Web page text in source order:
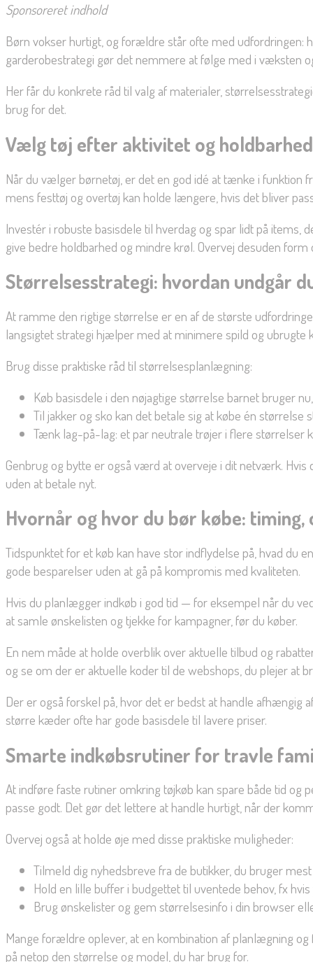
Sponsoreret indhold
Børn vokser hurtigt, og forældre står ofte med udfordringen:
garderobestrategi gør det nemmere at følge med i væksten
Her får du konkrete råd til valg af materialer,
brug for det.
Vælg tøj efter aktivitet og holdbarhed
Når du vælger børnetøj, er det en god idé at tænke i funktion
mens festtøj og overtøj kan holde længere, hvis det bliver
Investér i robuste basisdele til hverdag og spar lidt på
give bedre holdbarhed og mindre krøl. Overvej desuden
Størrelsesstrategi: hvordan undgår
At ramme den rigtige størrelse er en af de største
langsigtet strategi hjælper med at minimere spild og ubrugte
Brug disse praktiske råd til størrelsesplanlægning:
Køb basisdele i den nøjagtige størrelse barnet bruger
Til jakker og sko kan det betale sig at købe én
Tænk lag-på-lag: et par neutrale trøjer i flere størrelser
Genbrug og bytte er også værd at overveje i dit netværk.
uden at betale nyt.
Hvornår og hvor du bør købe:
Tidspunktet for et køb kan have stor indflydelse på, hvad
gode besparelser uden at gå på kompromis med kvaliteten.
Hvis du planlægger indkøb i god tid — for eksempel når du
at samle ønskelisten og tjekke for kampagner, før du køber.
En nem måde at holde overblik over aktuelle tilbud og
og se om der er aktuelle koder til de webshops, du plejer at
Der er også forskel på, hvor det er bedst at handle
større kæder ofte har gode basisdele til lavere priser.
Smarte indkøbsrutiner for travle
At indføre faste rutiner omkring tøjkøb kan spare både tid
passe godt. Det gør det lettere at handle hurtigt, når der
Overvej også at holde øje med disse praktiske muligheder:
Tilmeld dig nyhedsbreve fra de butikker, du bruger
Hold en lille buffer i budgettet til uventede behov, fx
Brug ønskelister og gem størrelsesinfo i din browser
Mange forældre oplever, at en kombination af planlægning
på netop den størrelse og model, du har brug for.